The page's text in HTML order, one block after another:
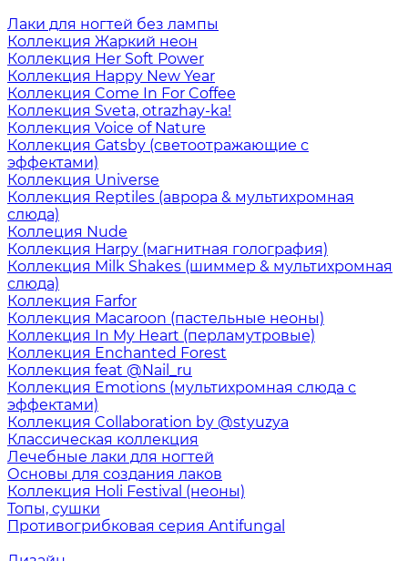
Лаки для ногтей без лампы
Коллекция Жаркий неон
Коллекция Her Soft Power
Коллекция Happy New Year
Коллекция Come In For Coffee
Коллекция Sveta, otrazhay-ka!
Коллекция Voice of Nature
Коллекция Gatsby (светоотражающие с
эффектами)
Коллекция Universe
Коллекция Reptiles (аврора & мультихромная
слюда)
Коллеция Nude
Коллекция Harpy (магнитная голография)
Коллекция Milk Shakes (шиммер & мультихромная
слюда)
Коллекция Farfor
Коллекция Macaroon (пастельные неоны)
Коллекция In My Heart (перламутровые)
Коллекция Enchanted Forest
Коллекция feat @Nail_ru
Коллекция Emotions (мультихромная слюда с
эффектами)
Коллекция Collaboration by @styuzya
Классическая коллекция
Лечебные лаки для ногтей
Основы для создания лаков
Коллекция Holi Festival (неоны)
Топы, сушки
Противогрибковая серия Antifungal